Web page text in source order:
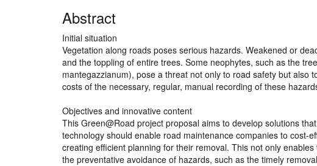
Abstract
Initial situation
Vegetation along roads poses serious hazards. Weakened or
and the toppling of entire trees. Some neophytes, such as the
mantegazzianum), pose a threat not only to road safety but
costs of the necessary, regular, manual recording of these
Objectives and innovative content
This Green@Road project proposal aims to develop solutions
technology should enable road maintenance companies to
creating efficient planning for their removal. This not only
the preventative avoidance of hazards, such as the timely